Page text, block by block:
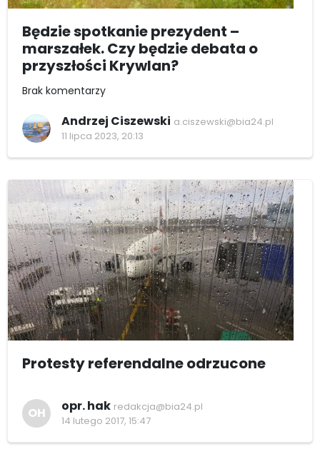
Będzie spotkanie prezydent –
marszałek. Czy będzie debata o
przyszłości Krywlan?
Brak komentarzy
Andrzej Ciszewski a.ciszewski@bia24.pl
11 lipca 2023, 20:13
Protesty referendalne odrzucone
OH opr. hak redakcja@bia24.pl
14 lutego 2017, 15:47